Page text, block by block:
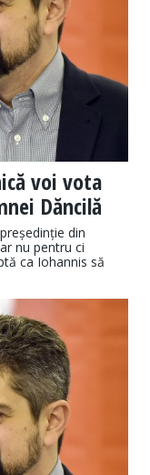
voi vota
Dăncilă
din
nu pentru ci
ca Iohannis să